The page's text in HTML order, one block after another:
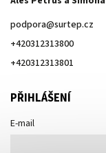
podpora@surtep.cz
+420312313800
+420312313801
PŘIHLÁŠENÍ
E-mail